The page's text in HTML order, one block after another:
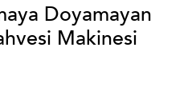
Doyamayan
Makinesi